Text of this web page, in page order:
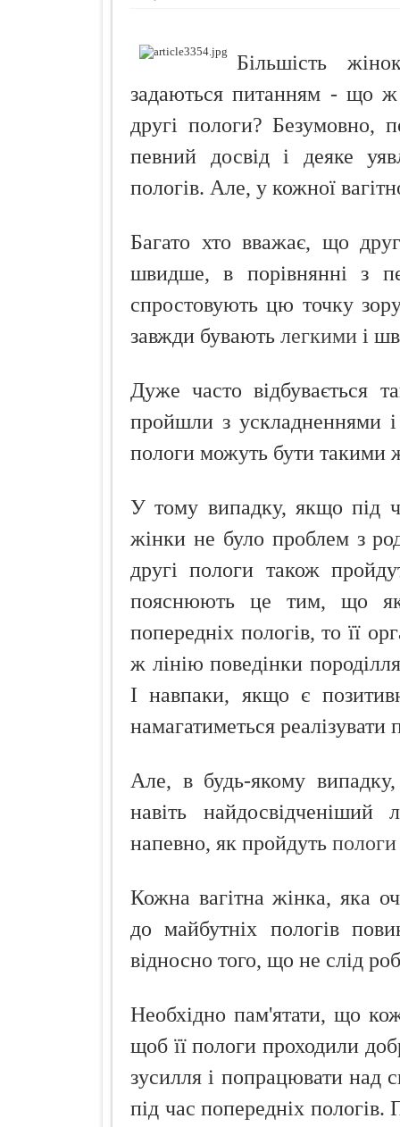
Більшість
задаються питанням - що ж
другі пологи? Безумовно,
певний досвід і деяке
пологів. Але, у кожної
Багато хто вважає, що
швидше, в порівнянні з
спростовують цю точку
завжди бувають легкими і
Дуже часто
пройшли з ускладненнями
пологи можуть бути такими
У тому випадку, якщо під
жінки не було проблем з
другі пологи також
пояснюють це тим, що
попередніх пологів, то її
ж лінію поведінки
І навпаки, якщо є
намагатиметься реалізувати
Але, в будь-якому
навіть найдосвідченіший
напевно, як пройдуть пологи
Кожна вагітна жінка, яка
до майбутніх пологів
відносно того, що не слід
Необхідно пам'ятати, що
щоб її пологи проходили
зусилля і попрацювати над
під час попередніх